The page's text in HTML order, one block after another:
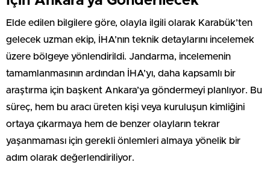
Elde edilen bilgilere göre, olayla ilgili olarak Karabük’ten
gelecek uzman ekip, İHA’nın teknik detaylarını incelemek
üzere bölgeye yönlendirildi. Jandarma, incelemenin
tamamlanmasının ardından İHA’yı, daha kapsamlı bir
araştırma için başkent Ankara’ya göndermeyi planlıyor. Bu
süreç, hem bu aracı üreten kişi veya kuruluşun kimliğini
ortaya çıkarmaya hem de benzer olayların tekrar
yaşanmaması için gerekli önlemleri almaya yönelik bir
adım olarak değerlendiriliyor.